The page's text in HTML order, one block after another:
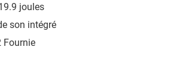
joules
son intégré
Fournie